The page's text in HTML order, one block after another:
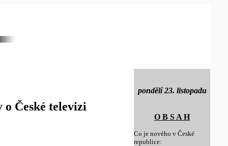
pondělí 23. listopadu
O B S A H
Co je nového v České
republice:
o České televizi